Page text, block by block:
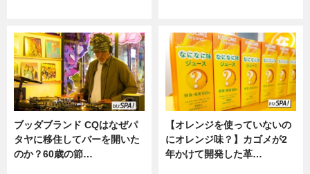
ブッダブランド CQはなぜパ
タヤに移住してバーを開いた
のか？60歳の節…
【オレンジを使っていないの
にオレンジ味？】カゴメが2
年かけて開発した革…